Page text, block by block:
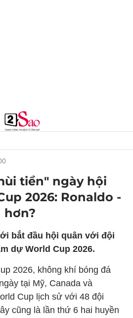
tiền" ngày hội
2026: Ronaldo -
hơn?
bắt đầu hội quân với đội
dự World Cup 2026.
2026, không khí bóng đá
tại Mỹ, Canada và
Cup lịch sử với 48 đội
cũng là lần thứ 6 hai huyền